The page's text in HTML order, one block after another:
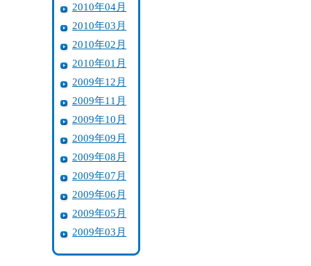
2010年04月
2010年03月
2010年02月
2010年01月
2009年12月
2009年11月
2009年10月
2009年09月
2009年08月
2009年07月
2009年06月
2009年05月
2009年03月